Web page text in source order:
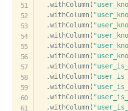
.withColumn(
.withColumn(
.withColumn(
.withColumn(
.withColumn(
.withColumn(
.withColumn(
.withColumn(
.withColumn(
.withColumn(
.withColumn(